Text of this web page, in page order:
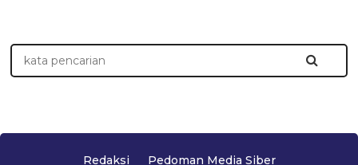
Redaksi Pedoman Media Siber